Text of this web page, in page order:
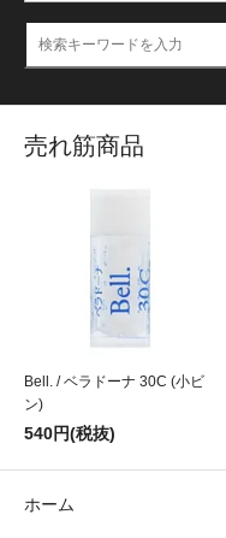
売れ筋商品
Bell. / ベラドーナ 30C (小ビ
ン)
540円(税抜)
ホーム